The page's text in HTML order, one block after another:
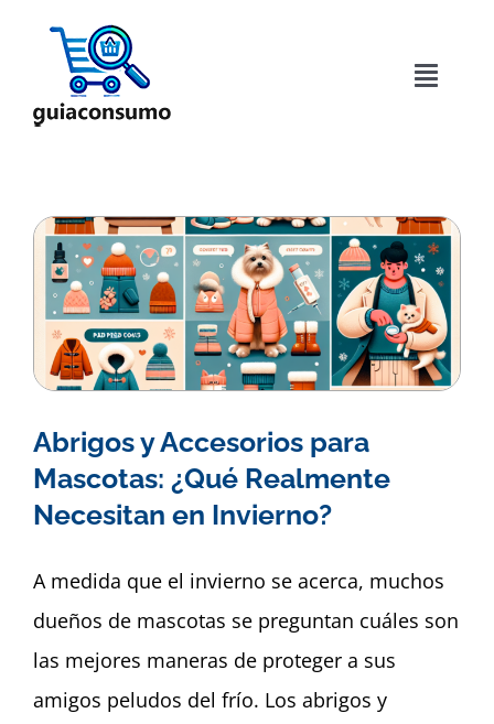
contenido
Toggle
Acerca de
Directorio
Blog
Contactar
Dashboard
Abrigos y Accesorios para
Mascotas: ¿Qué Realmente
Necesitan en Invierno?
A medida que el invierno se acerca, muchos
dueños de mascotas se preguntan cuáles son
las mejores maneras de proteger a sus
amigos peludos del frío. Los abrigos y